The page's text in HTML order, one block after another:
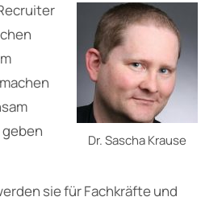
Dr. Sascha Krause
geben
sie für Fachkräfte und